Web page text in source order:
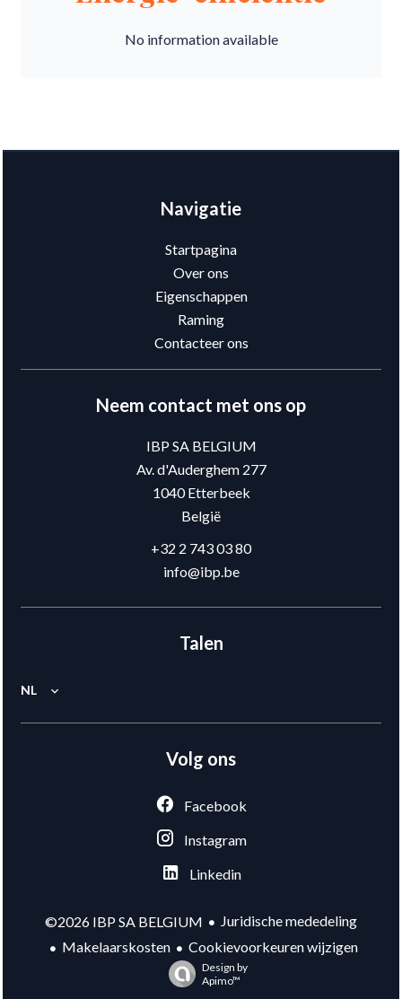
No information available
Navigatie
Startpagina
Over ons
Eigenschappen
Raming
Contacteer ons
Neem contact met ons op
IBP SA BELGIUM
Av. d'Auderghem 277
1040Etterbeek
België
+32 2 743 03 80
info@ibp.be
Talen
NL
Volg ons
Facebook
Instagram
Linkedin
©2026 IBP SA BELGIUM
Juridische mededeling
Makelaarskosten
Cookievoorkeuren wijzigen
Design by
Apimo™